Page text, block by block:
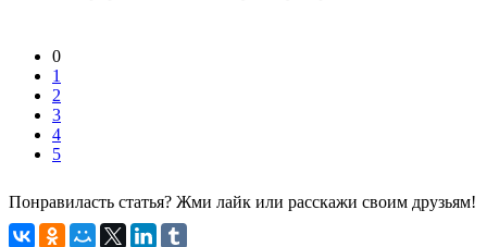
0
1
2
3
4
5
Понравиласть статья? Жми лайк или расскажи своим друзьям!